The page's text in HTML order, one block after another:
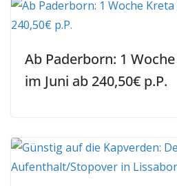
Ab Paderborn: 1
im Juni ab 240,50€ p.P.